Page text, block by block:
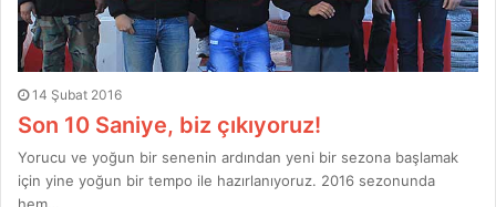
14 Şubat 2016
Son 10 Saniye, biz çıkıyoruz!
Yorucu ve yoğun bir senenin ardından yeni bir sezona başlamak
için yine yoğun bir tempo ile hazırlanıyoruz. 2016 sezonunda